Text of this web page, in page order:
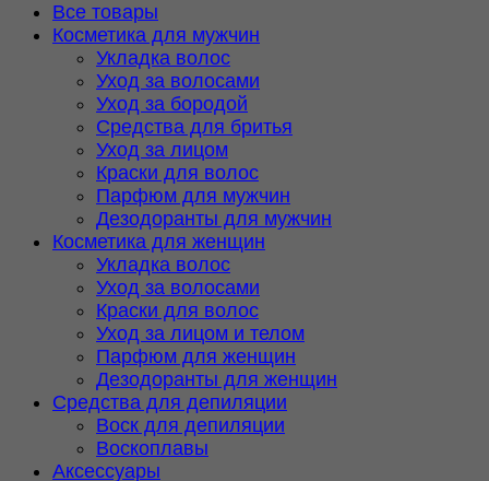
Все товары
Косметика для мужчин
Укладка волос
Уход за волосами
Уход за бородой
Средства для бритья
Уход за лицом
Краски для волос
Парфюм для мужчин
Дезодоранты для мужчин
Косметика для женщин
Укладка волос
Уход за волосами
Краски для волос
Уход за лицом и телом
Парфюм для женщин
Дезодоранты для женщин
Средства для депиляции
Воск для депиляции
Воскоплавы
Аксессуары